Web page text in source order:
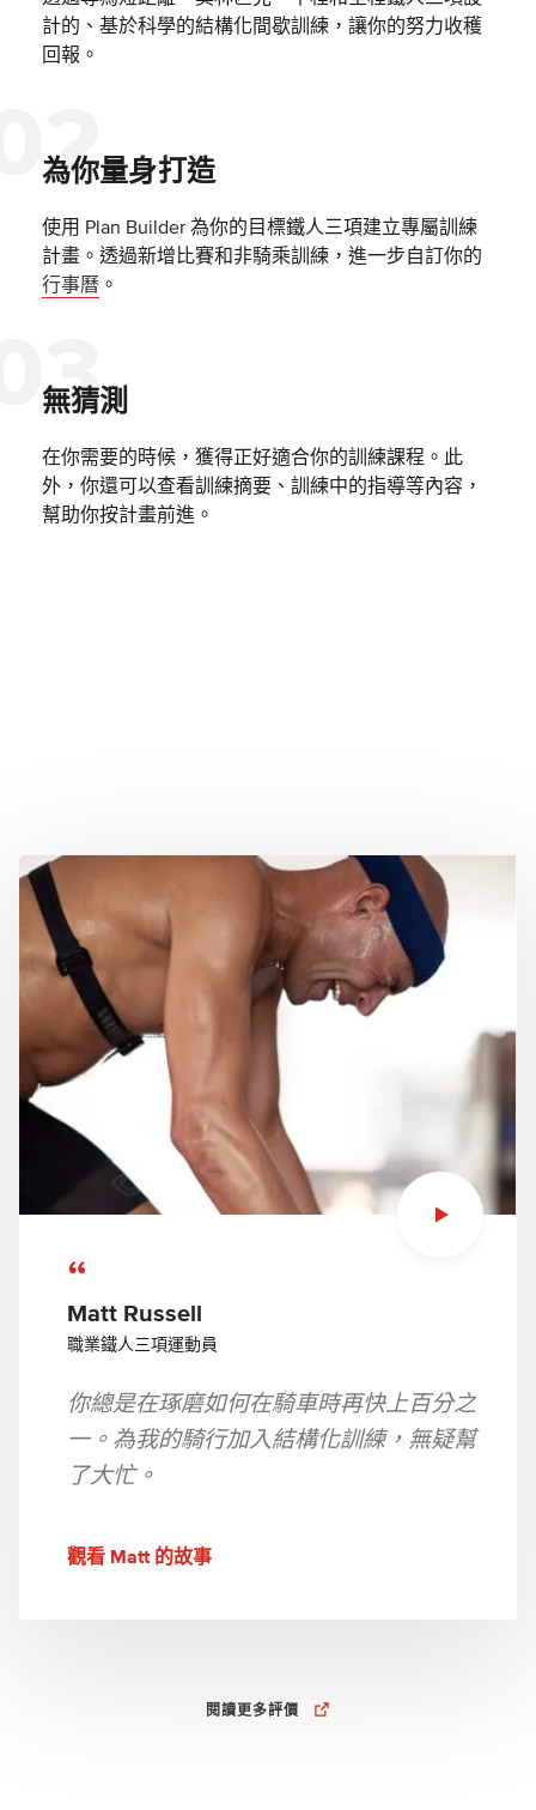
計的、基於科學的結構化間歇訓練，讓你的努力收穫
回報。
為你量身打造
使用 Plan Builder 為你的目標鐵人三項建立專屬訓練
計畫。透過新增比賽和非騎乘訓練，進一步自訂你的
行事曆 。
無猜測
在你需要的時候，獲得正好適合你的訓練課程。此
外，你還可以查看訓練摘要、訓練中的指導等內容，
幫助你按計畫前進。
“
Matt Russell
職業鐵人三項運動員
你總是在琢磨如何在騎車時再快上百分之
一。為我的騎行加入結構化訓練，無疑幫
了大忙。
觀看 Matt 的故事
閱讀更多評價